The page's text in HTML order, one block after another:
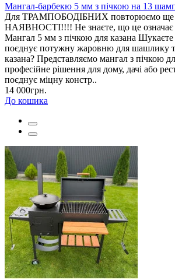
Мангал-барбекю 5 мм з пічкою на 13
Для ТРАМПОБОДІБНИХ повторюємо
НАЯВНОСТІ!!!! Не знаєте, що це означає
Мангал 5 мм з пічкою для казана
поєднує потужну жаровню для шашлику
казана? Представляємо мангал з пічкою
професійне рішення для дому, дачі або
поєднує міцну констр..
14 000грн.
До кошика